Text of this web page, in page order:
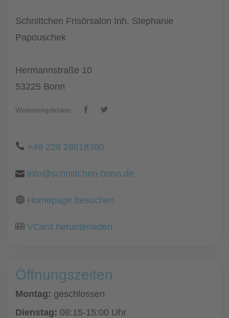
Schnittchen Frisörsalon Inh. Stephanie
Papouschek
Hermannstraße 10
53225 Bonn
Weiterempfehlen:
+49 228 28618380
info@schnittchen-bonn.de
Homepage besuchen
VCard herunterladen
Öffnungszeiten
Montag: geschlossen
Dienstag: 08:15-15:00 Uhr